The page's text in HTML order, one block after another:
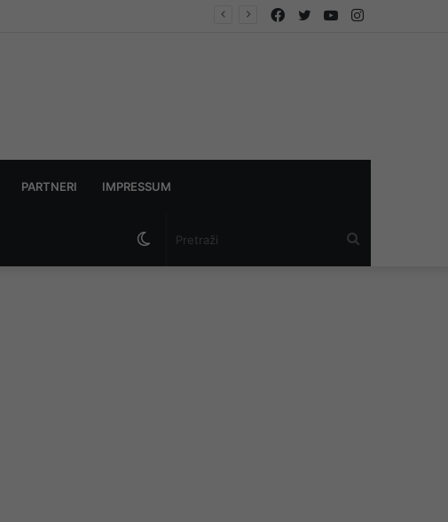
Instagram
YouTube
Twitter
Facebook
PARTNERI IMPRESSUM
Switch